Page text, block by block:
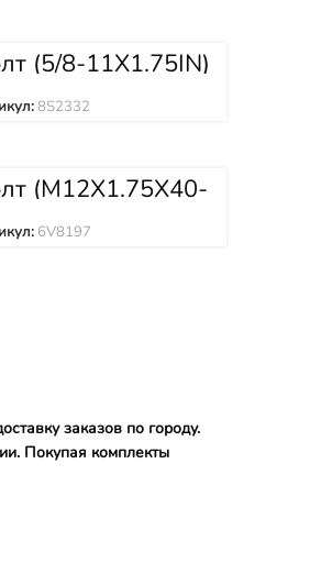
(5/8-11X1.75IN)
8S2332
(M12X1.75X40-
6V8197
6V8197
заказов по городу.
Покупая комплекты